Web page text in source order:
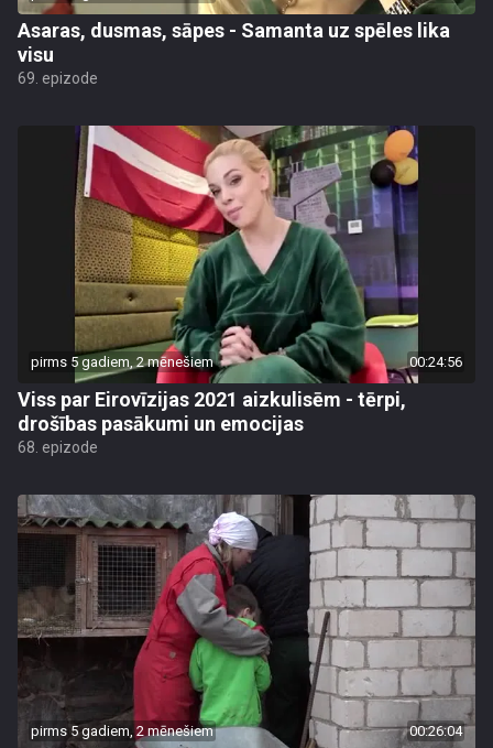
Asaras, dusmas, sāpes - Samanta uz spēles lika
visu
69. epizode
pirms 5 gadiem, 2 mēnešiem 00:24:56
Viss par Eirovīzijas 2021 aizkulisēm - tērpi,
drošības pasākumi un emocijas
68. epizode
pirms 5 gadiem, 2 mēnešiem 00:26:04